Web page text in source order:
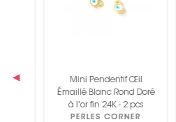
Mini Pendentif Œil
Émaillé Blanc Rond Doré
à l'or fin 24K - 2 pcs
PERLES CORNER
‹